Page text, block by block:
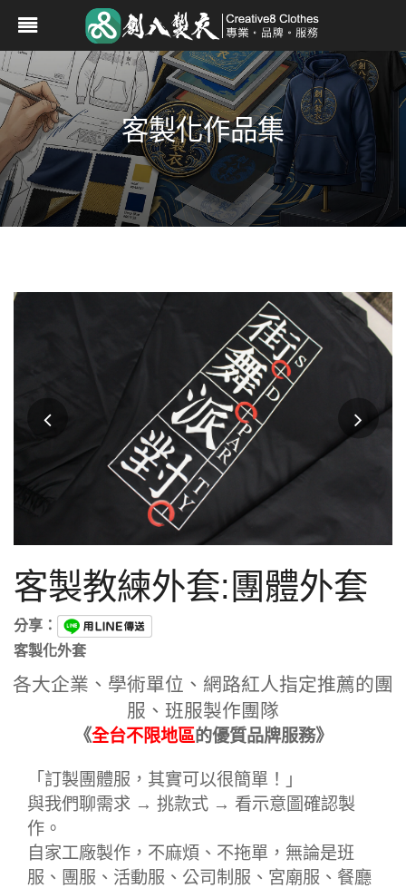
客製化作品集
客製教練外套:團體外套
分享：
客製化外套
各大企業、學術單位、網路紅人指定推薦的團
服、班服製作團隊
《全台不限地區的優質品牌服務》
「訂製團體服，其實可以很簡單！」
與我們聊需求 → 挑款式 → 看示意圖確認製
作。
自家工廠製作，不麻煩、不拖單，無論是班
服、團服、活動服、公司制服、宮廟服、餐廳